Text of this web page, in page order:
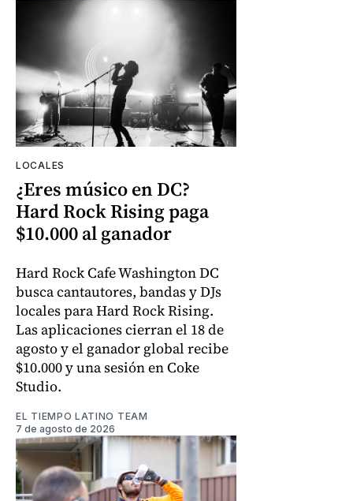
LOCALES
¿Eres músico en DC?
Hard Rock Rising paga
$10.000 al ganador
Hard Rock Cafe Washington DC
busca cantautores, bandas y DJs
locales para Hard Rock Rising.
Las aplicaciones cierran el 18 de
agosto y el ganador global recibe
$10.000 y una sesión en Coke
Studio.
EL TIEMPO LATINO TEAM
7 de agosto de 2026